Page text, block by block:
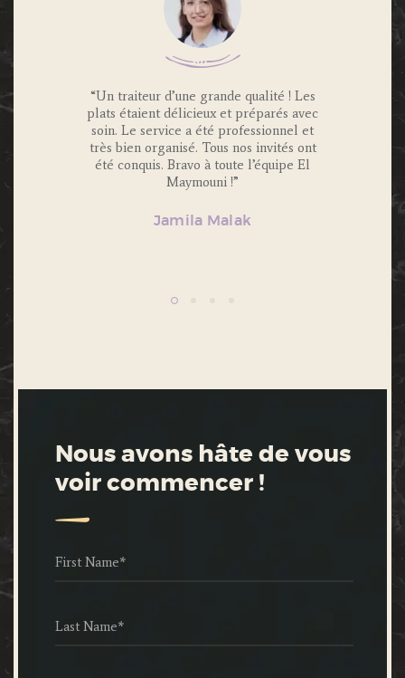
invités
“Un traiteur d’une grande qualité ! Les
plats étaient délicieux et préparés avec
soin. Le service a été professionnel et
très bien organisé. Tous nos invités ont
été conquis. Bravo à toute l’équipe El
Maymouni !”
Jamila Malak
“Nous
Nous avons hâte de vous
voir commencer !